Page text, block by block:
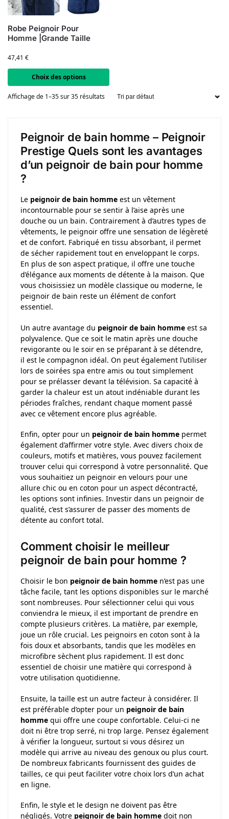
Robe Peignoir Pour
Homme |Grande Taille
47,41 €
Choix des options
Affichage de 1–35 sur 35 résultats
Peignoir de bain homme – Peignoir
Prestige Quels sont les avantages
d’un peignoir de bain pour homme
?
Le peignoir de bain homme est un vêtement
incontournable pour se sentir à l’aise après une
douche ou un bain. Contrairement à d’autres types de
vêtements, le peignoir offre une sensation de légèreté
et de confort. Fabriqué en tissu absorbant, il permet
de sécher rapidement tout en enveloppant le corps.
En plus de son aspect pratique, il offre une touche
d’élégance aux moments de détente à la maison. Que
vous choisissiez un modèle classique ou moderne, le
peignoir de bain reste un élément de confort
essentiel.
Un autre avantage du peignoir de bain homme est sa
polyvalence. Que ce soit le matin après une douche
revigorante ou le soir en se préparant à se détendre,
il est le compagnon idéal. On peut également l’utiliser
lors de soirées spa entre amis ou tout simplement
pour se prélasser devant la télévision. Sa capacité à
garder la chaleur est un atout indéniable durant les
périodes fraîches, rendant chaque moment passé
avec ce vêtement encore plus agréable.
Enfin, opter pour un peignoir de bain homme permet
également d’affirmer votre style. Avec divers choix de
couleurs, motifs et matières, vous pouvez facilement
trouver celui qui correspond à votre personnalité. Que
vous souhaitiez un peignoir en velours pour une
allure chic ou en coton pour un aspect décontracté,
les options sont infinies. Investir dans un peignoir de
qualité, c’est s’assurer de passer des moments de
détente au confort total.
Comment choisir le meilleur
peignoir de bain pour homme ?
Choisir le bon peignoir de bain homme n’est pas une
tâche facile, tant les options disponibles sur le marché
sont nombreuses. Pour sélectionner celui qui vous
conviendra le mieux, il est important de prendre en
compte plusieurs critères. La matière, par exemple,
joue un rôle crucial. Les peignoirs en coton sont à la
fois doux et absorbants, tandis que les modèles en
microfibre sèchent plus rapidement. Il est donc
essentiel de choisir une matière qui correspond à
votre utilisation quotidienne.
Ensuite, la taille est un autre facteur à considérer. Il
est préférable d’opter pour un peignoir de bain
homme qui offre une coupe confortable. Celui-ci ne
doit ni être trop serré, ni trop large. Pensez également
à vérifier la longueur, surtout si vous désirez un
modèle qui arrive au niveau des genoux ou plus court.
De nombreux fabricants fournissent des guides de
tailles, ce qui peut faciliter votre choix lors d’un achat
en ligne.
Enfin, le style et le design ne doivent pas être
négligés. Votre peignoir de bain homme doit non